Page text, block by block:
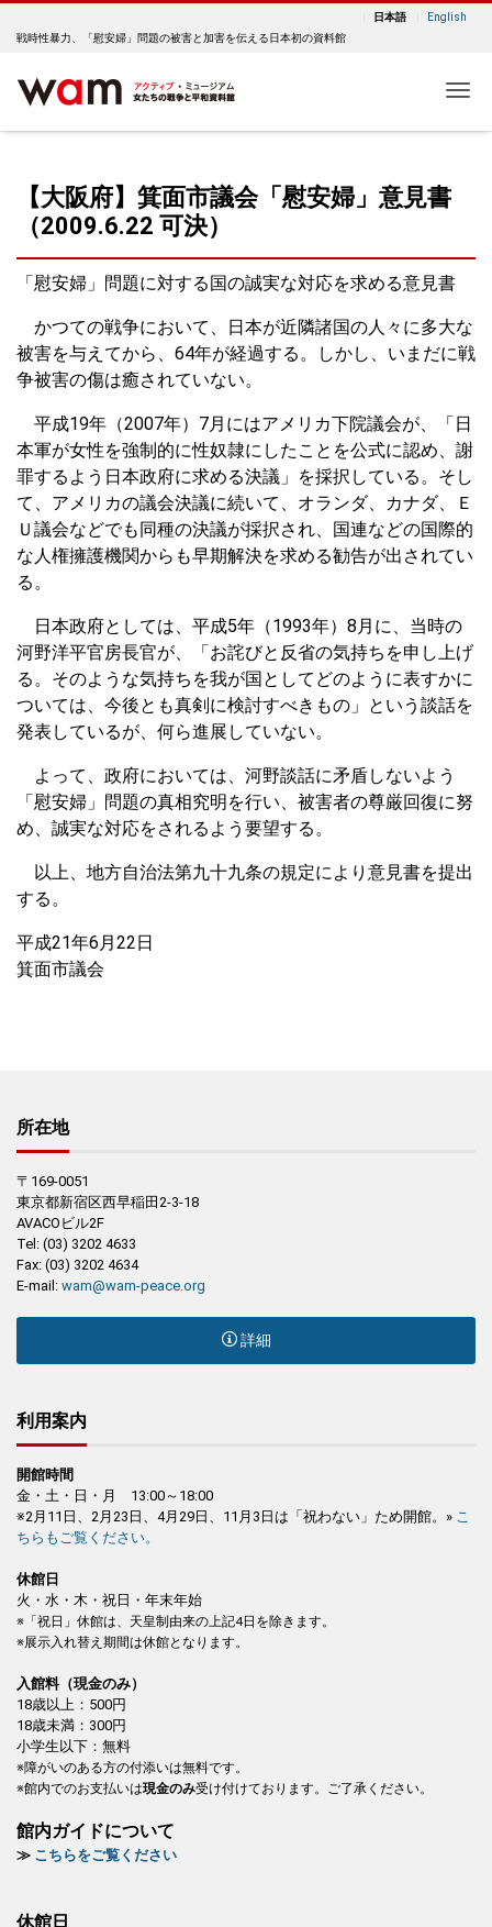
日本語
English
戦時性暴力、「慰安婦」問題の被害と加害を伝える日本初の資料館
【大阪府】箕面市議会「慰安婦」意見書
（2009.6.22 可決）
「慰安婦」問題に対する国の誠実な対応を求める意見書
かつての戦争において、日本が近隣諸国の人々に多大な
被害を与えてから、64年が経過する。しかし、いまだに戦
争被害の傷は癒されていない。
平成19年（2007年）7月にはアメリカ下院議会が、「日
本軍が女性を強制的に性奴隷にしたことを公式に認め、謝
罪するよう日本政府に求める決議」を採択している。そし
て、アメリカの議会決議に続いて、オランダ、カナダ、Ｅ
Ｕ議会などでも同種の決議が採択され、国連などの国際的
な人権擁護機関からも早期解決を求める勧告が出されてい
る。
日本政府としては、平成5年（1993年）8月に、当時の
河野洋平官房長官が、「お詫びと反省の気持ちを申し上げ
る。そのような気持ちを我が国としてどのように表すかに
ついては、今後とも真剣に検討すべきもの」という談話を
発表しているが、何ら進展していない。
よって、政府においては、河野談話に矛盾しないよう
「慰安婦」問題の真相究明を行い、被害者の尊厳回復に努
め、誠実な対応をされるよう要望する。
以上、地方自治法第九十九条の規定により意見書を提出
する。
平成21年6月22日
箕面市議会
所在地
〒169-0051
東京都新宿区西早稲田2-3-18
AVACOビル2F
Tel: (03) 3202 4633
Fax: (03) 3202 4634
E-mail: wam@wam-peace.org
詳細
利用案内
開館時間
金・土・日・月 13:00～18:00
※2月11日、2月23日、4月29日、11月3日は「祝わない」ため開館。» こ
ちらもご覧ください。
休館日
火・水・木・祝日・年末年始
※「祝日」休館は、天皇制由来の上記4日を除きます。
※展示入れ替え期間は休館となります。
入館料（現金のみ）
18歳以上：500円
18歳未満：300円
小学生以下：無料
※障がいのある方の付添いは無料です。
※館内でのお支払いは現金のみ受け付けております。ご了承ください。
館内ガイドについて
≫ こちらをご覧ください
休館日